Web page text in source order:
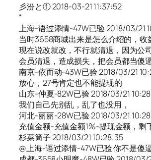
彡汾と① 2018-03-21 11:37:52
“
上海-语过添情-47W已验 2018/03/21
当时3658商城出来是怎么介绍的，收
现在说改就改，不行就清退，因为公
会员清退，造成损失，把会员都当傻
南京-依而动-43W已验 2018/03/21
放心，27号肯定也不能提现的
山东-仲夏-82W已验 2018/03/21
我们自己先别乱，乱了也没用，
河北-丽丽-28W已验 2018/03/21
充值金额-充值金额1%-提现金额，剩
杉菜筒子 2018/03/21 10:28:35
@上海-语过添情-47W已验 你不是傻